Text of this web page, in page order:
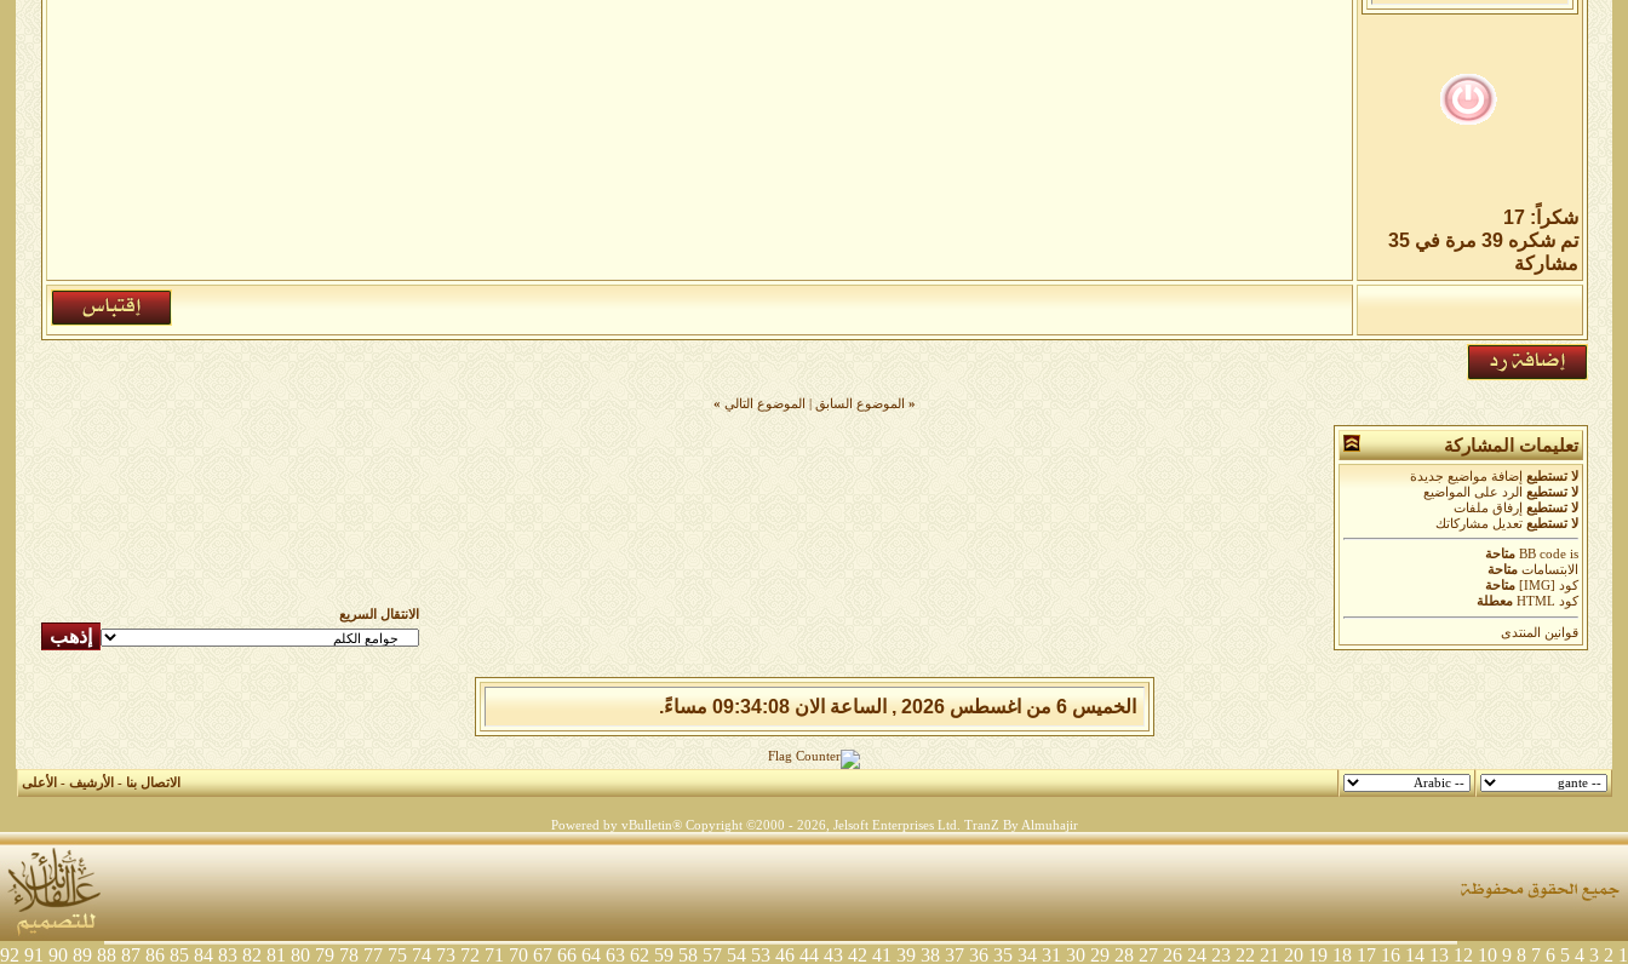
شكراً: 17
تم شكره 39 مرة في 35
مشاركة
« الموضوع السابق الموضوع التالي »
تعليمات المشاركة
لا تستطيع
إضافة مواضيع جديدة
لا تستطيع
الرد على المواضيع
لا تستطيع
إرفاق ملفات
لا تستطيع تعديل مشاركاتك
BB codeis
متاحة
الابتسامات متاحة
كود [IMG]
متاحة
كود HTML
معطلة
قوانين المنتدى
الانتقال السريع
الخميس 6 من اغسطس 2026 , الساعة الان 09:34:09 مساءً.
الاتصال بنا-الأرشيف-الأعلى
Powered by vBulletin® Copyright ©2000 - 2026, Jelsoft Enterprises Ltd. TranZ By Almuhajir
1
2
3
4
5
6
7
8
9
10
12
13
14
16
17
18
19
20
21
22
23
24
26
27
28
29
30
31
34
35
36
37
38
39
41
42
43
44
46
53
54
57
58
59
62
63
64
66
67
70
71
72
73
74
75
77
78
79
80
81
82
83
84
85
86
87
88
89
90
91
92